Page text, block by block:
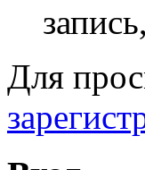
Для